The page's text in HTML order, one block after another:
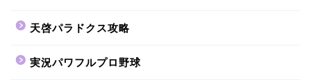
天啓パラドクス攻略
実況パワフルプロ野球